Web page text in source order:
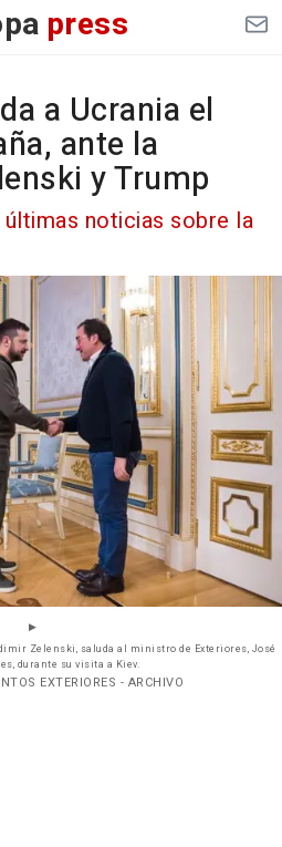
press
a Ucrania el
ante la
y Trump
noticias sobre la
Zelenski, saluda al ministro de Exteriores, José
durante su visita a Kiev.
EXTERIORES - ARCHIVO